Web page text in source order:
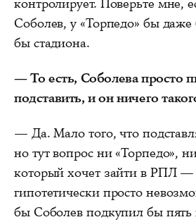
контролирует. Поверьте мне,
Соболев, у «Торпедо» бы
бы стадиона.
— То есть, Соболева просто
подставить, и он ничего
— Да. Мало того, что
но тут вопрос ни «Торпедо»,
который хочет зайти в РПЛ —
гипотетически просто
бы Соболев подкупил бы